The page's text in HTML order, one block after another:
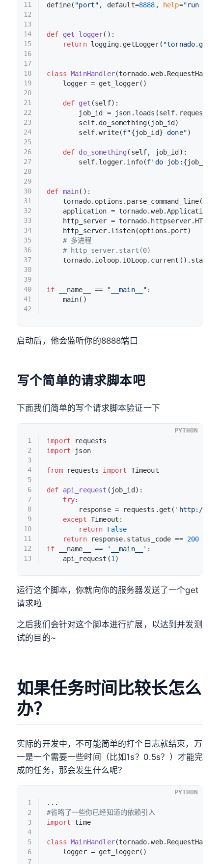
11
12
13
14
15
16
17
18
19
20
21
22
23
24
25
26
27
28
29
30
31
32
33
34
35
36
37
38
39
40
41
42
define( "port" , default=8888 , help="run on
def get_logger():
return logging.getLogger(
class MainHandler
    logger = get_logger()
def get (self):
job_id =
        self.do_something(job_id)
        self.write(
f"{job_id} done")
def do_something ( self, job_id ):
        self.logger.info(
f'do job: {job_id}
def main():
    tornado.options.parse_command_line()
application =
http_server =
    http_server.listen(options.port)
# 多进程
# http_server.start(0)
    tornado.ioloop.IOLoop.current().start()
if __name__ == "__main__" :
    main()
启动后，他会监听你的8888端口
写个简单的请求脚本吧
下面我们简单的写个请求脚本验证一下
1
2
3
4
5
6
7
8
9
10
11
12
13
import requests
import json
from requests import Timeout
def api_request ( job_id ):
try:
        response = requests.get(
'http://
except Timeout:
return
False
return response.status_code == 200
if __name__ == '__main__' :
    api_request(
1 )
PYTHON
运行这个脚本，你就向你的服务器发送了一个get
请求啦
之后我们会针对这个脚本进行扩展，以达到并发测
试的目的~
如果任务时间比较长怎么
办？
实际的开发中，不可能简单的打个日志就结束，万
一是一个需要一些时间（比如1s？0.5s？）才能完
成的任务，那会发生什么呢？
1
2
3
4
5
6
7
...
#省略了一些你已经知道的依赖引入
import time
class MainHandler
    logger = get_logger()
PYTHON